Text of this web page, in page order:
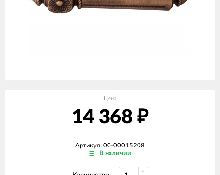
Цена
14 368 ₽
Артикул: 00-00015208
В наличии